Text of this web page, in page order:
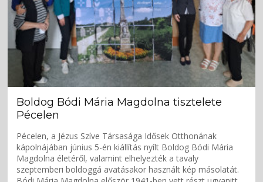
Boldog Bódi Mária Magdolna tisztelete
Pécelen
Pécelen, a Jézus Szíve Társasága Idősek Otthonának
kápolnájában június 5-én kiállítás nyílt Boldog Bódi Mária
Magdolna életéről, valamint elhelyezték a tavaly
szeptemberi boldoggá avatásakor használt kép másolatát.